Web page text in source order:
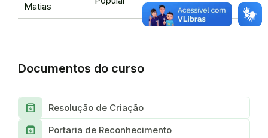
Matias
Documentos do curso
Archive Resolução de Criação
Archive Portaria de Reconhecimento